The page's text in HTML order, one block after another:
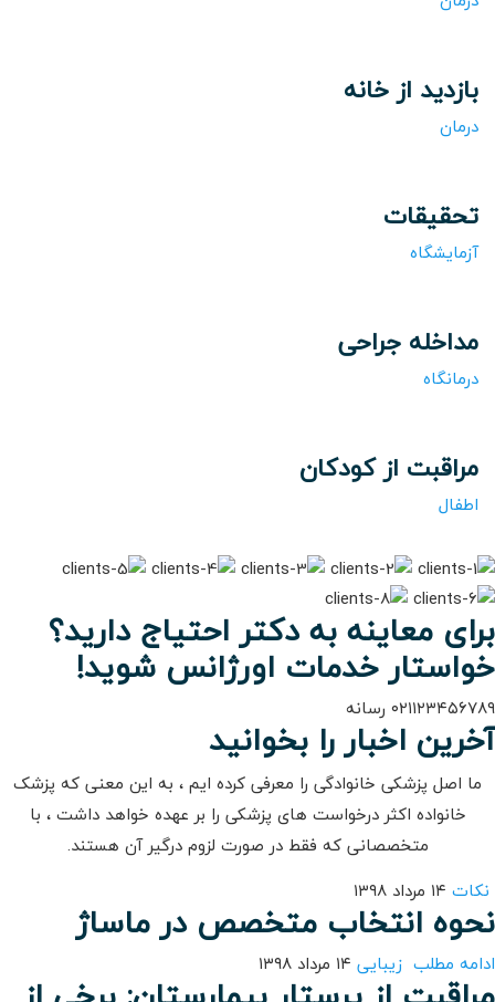
بازدید از خانه
درمان
تحقیقات
آزمایشگاه
مداخله جراحی
درمانگاه
مراقبت از کودکان
اطفال
برای معاینه به دکتر احتیاج دارید؟
خواستار خدمات اورژانس شوید!
۰۲۱۱۲۳۴۵۶۷۸۹ رسانه
آخرین اخبار را بخوانید
ما اصل پزشکی خانوادگی را معرفی کرده ایم ، به این معنی که پزشک
خانواده اکثر درخواست های پزشکی را بر عهده خواهد داشت ، با
متخصصانی که فقط در صورت لزوم درگیر آن هستند.
نکات
نحوه انتخاب متخصص در ماساژ
ادامه مطلب زیبایی